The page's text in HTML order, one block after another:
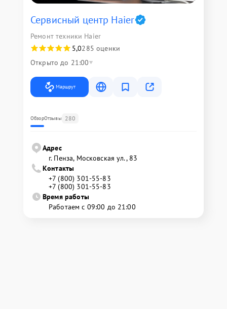
Сервисный центр Haier
Ремонт техники Haier
5,0285 оценки
Открыто до 21:00
Маршрут
ОбзорОтзывы 280
Адрес
г. Пенза, Московская ул., 83
Контакты
+7 (800) 301-55-83
+7 (800) 301-55-83
Время работы
Работаем с 09:00 до 21:00